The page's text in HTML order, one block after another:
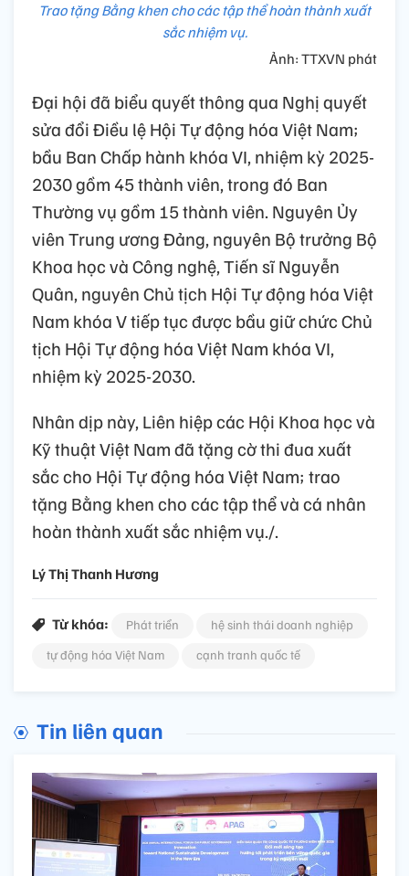
Trao tặng Bằng khen cho các tập thể hoàn thành xuất
sắc nhiệm vụ.
Ảnh: TTXVN phát
Đại hội đã biểu quyết thông qua Nghị quyết
sửa đổi Điều lệ Hội Tự động hóa Việt Nam;
bầu Ban Chấp hành khóa VI, nhiệm kỳ 2025-
2030 gồm 45 thành viên, trong đó Ban
Thường vụ gồm 15 thành viên. Nguyên Ủy
viên Trung ương Đảng, nguyên Bộ trưởng Bộ
Khoa học và Công nghệ, Tiến sĩ Nguyễn
Quân, nguyên Chủ tịch Hội Tự động hóa Việt
Nam khóa V tiếp tục được bầu giữ chức Chủ
tịch Hội Tự động hóa Việt Nam khóa VI,
nhiệm kỳ 2025-2030.
Nhân dịp này, Liên hiệp các Hội Khoa học và
Kỹ thuật Việt Nam đã tặng cờ thi đua xuất
sắc cho Hội Tự động hóa Việt Nam; trao
tặng Bằng khen cho các tập thể và cá nhân
hoàn thành xuất sắc nhiệm vụ./.
Lý Thị Thanh Hương
Từ khóa: Phát triển
hệ sinh thái doanh nghiệp
tự động hóa Việt Nam
cạnh tranh quốc tế
Tin liên quan